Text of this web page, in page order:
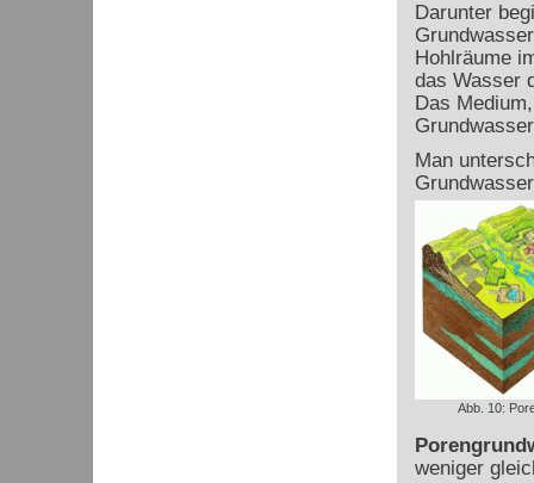
Darunter
Hohlräume
das Wasser
Das
Man
Abb. 10:
weniger